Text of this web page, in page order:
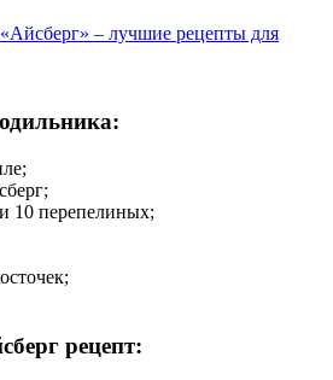
– лучшие рецепты для
10 перепелиных;
рецепт: